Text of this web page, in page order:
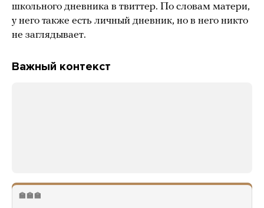
школьного дневника в твиттер. По словам матери,
у него также есть личный дневник, но в него никто
не заглядывает.
Важный контекст
🏫🏫🏫